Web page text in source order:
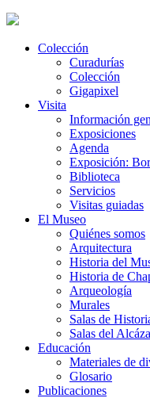
Colección
Curadurías
Colección
Gigapixel
Visita
Información
Exposiciones
Agenda
Exposición:
Biblioteca
Servicios
Visitas guiadas
El Museo
Quiénes somos
Arquitectura
Historia del
Historia de
Arqueología
Murales
Salas de
Salas del
Educación
Materiales de
Glosario
Publicaciones